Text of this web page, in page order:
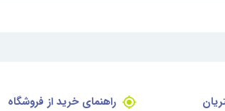
راهنمای خرید از فروشگاه